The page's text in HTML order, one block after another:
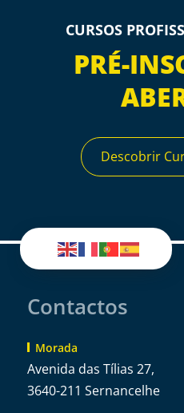
CURSOS
PRÉ-
Descobrir
Contactos
Morada
Avenida das Tílias 27,
3640-211 Sernancelhe